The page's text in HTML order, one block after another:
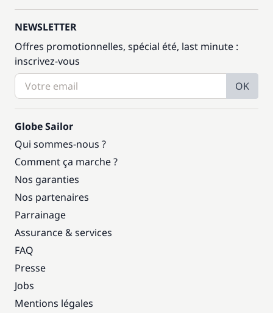
NEWSLETTER
Offres promotionnelles, spécial été, last minute :
inscrivez-vous
OK
Globe Sailor
Qui sommes-nous ?
Comment ça marche ?
Nos garanties
Nos partenaires
Parrainage
Assurance & services
FAQ
Presse
Jobs
Mentions légales